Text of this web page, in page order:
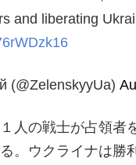
and liberating
(@ZelenskyyUa)
人の戦士が占領者
。ウクライナは勝